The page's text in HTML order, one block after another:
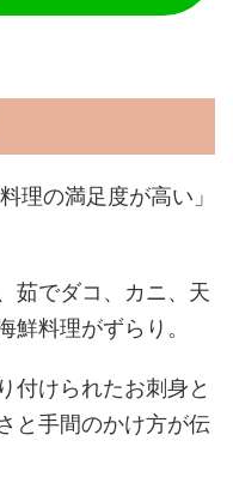
理の満足度が高い」
茹でダコ、カニ、天
鮮料理がずらり。
付けられたお刺身と
と手間のかけ方が伝